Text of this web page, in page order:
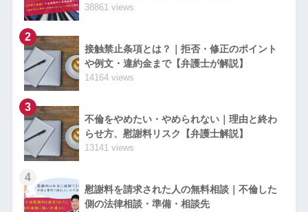
38861 views
2
接触禁止条項とは？｜拒否・修正のポイント
や例文・違約金まで【弁護士が解説】
14164 views
3
不倫をやめたい・やめられない｜理由と終わ
らせ方、慰謝料リスク【弁護士解説】
13141 views
4
慰謝料を請求された人の無料相談｜不倫した
側の法律相談・準備・相談先